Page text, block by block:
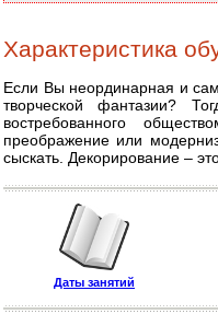
Характеристика
Если Вы неординарная и
творческой фантазии?
востребованного
преображение или
сыскать. Декорирование –
Даты занятий